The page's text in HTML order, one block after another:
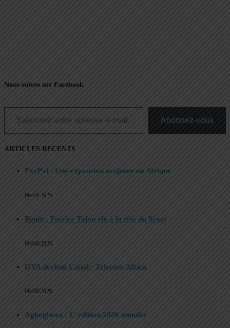
Nous suivre sur Facebook
Saisissez votre adresse e-mail…
Abonnez-vous
ARTICLES RECENTS
PayPal : Une expansion majeure en Afrique
06/08/2026
Bénin : Patrice Talon élu à la tête du Sénat
06/08/2026
GVA devient Canal+ Telecom Africa
06/08/2026
Agbogboza : L’ édition 2026 annulée